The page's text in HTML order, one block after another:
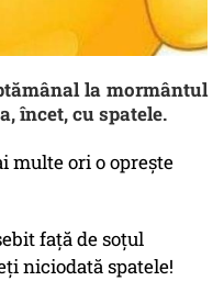
la mormântul
încet, cu spatele.
multe ori o oprește
față de soțul
niciodată spatele!